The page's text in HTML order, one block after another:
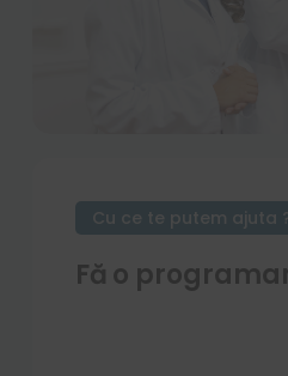
Cu ce te putem ajuta
Fă o